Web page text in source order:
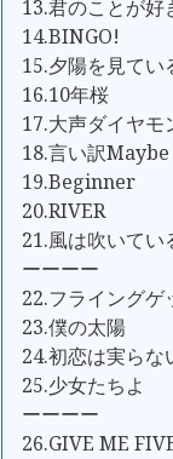
13.君のことが好
14.BINGO!
15.夕陽を見てい
16.10年桜
17.大声ダイヤモ
18.言い訳Maybe
19.Beginner
20.RIVER
21.風は吹いてい
ーーーー
22.フライングゲ
23.僕の太陽
24.初恋は実らな
25.少女たちよ
ーーーー
26.GIVE ME